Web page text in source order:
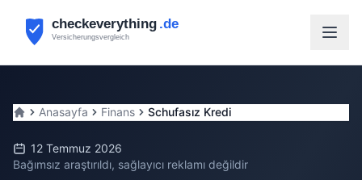
Anasayfa Finans Schufasız Kredi
12 Temmuz 2026
Bağımsız araştırıldı, sağlayıcı reklamı değildir